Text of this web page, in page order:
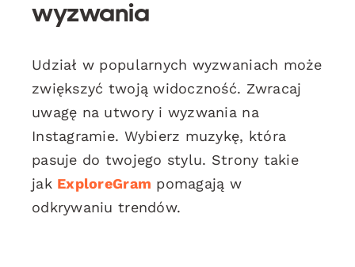
wyzwania
Udział w popularnych wyzwaniach może
zwiększyć twoją widoczność. Zwracaj
uwagę na utwory i wyzwania na
Instagramie. Wybierz muzykę, która
pasuje do twojego stylu. Strony takie
jak ExploreGram pomagają w
odkrywaniu trendów.